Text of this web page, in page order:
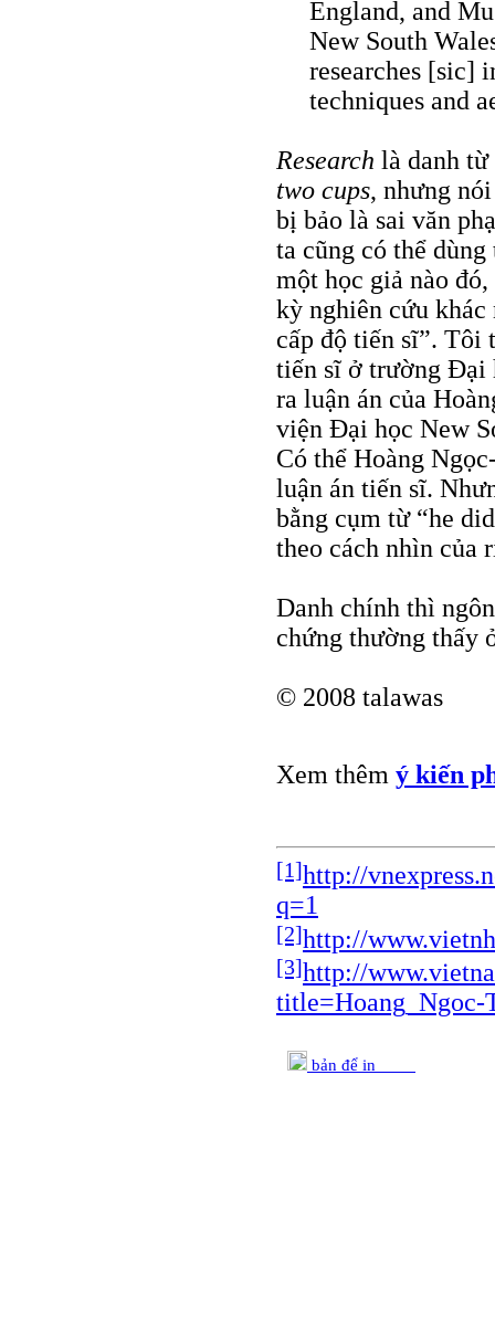
England, and
New South
researches [sic]
techniques and
Research là danh
two cups, nhưng
bị bảo là sai văn
ta cũng có thể
một học giả nào
kỳ nghiên cứu
cấp độ tiến sĩ”. Tôi
tiến sĩ ở trường Đại
ra luận án của
viện Đại học New
Có thể Hoàng
luận án tiến sĩ.
bằng cụm từ “he
theo cách nhìn của
Danh chính thì
chứng thường thấy
© 2008 talawas
Xem thêm ý kiến
[1]http://
q=1
[2]http://
[3]http://
title=Hoang_Ngoc-
bản để in